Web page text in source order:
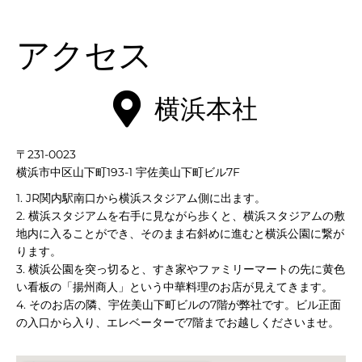
致＆ネ
ンド
アクセス
横浜本社
〒231-0023
横浜市中区山下町193-1 宇佐美山下町ビル7F
1. JR関内駅南口から横浜スタジアム側に出ます。
2. 横浜スタジアムを右手に見ながら歩くと、横浜スタジアムの敷
地内に入ることができ、そのまま右斜めに進むと横浜公園に繋が
ります。
3. 横浜公園を突っ切ると、すき家やファミリーマートの先に黄色
い看板の「揚州商人」という中華料理のお店が見えてきます。
4. そのお店の隣、宇佐美山下町ビルの7階が弊社です。ビル正面
の入口から入り、エレベーターで7階までお越しくださいませ。